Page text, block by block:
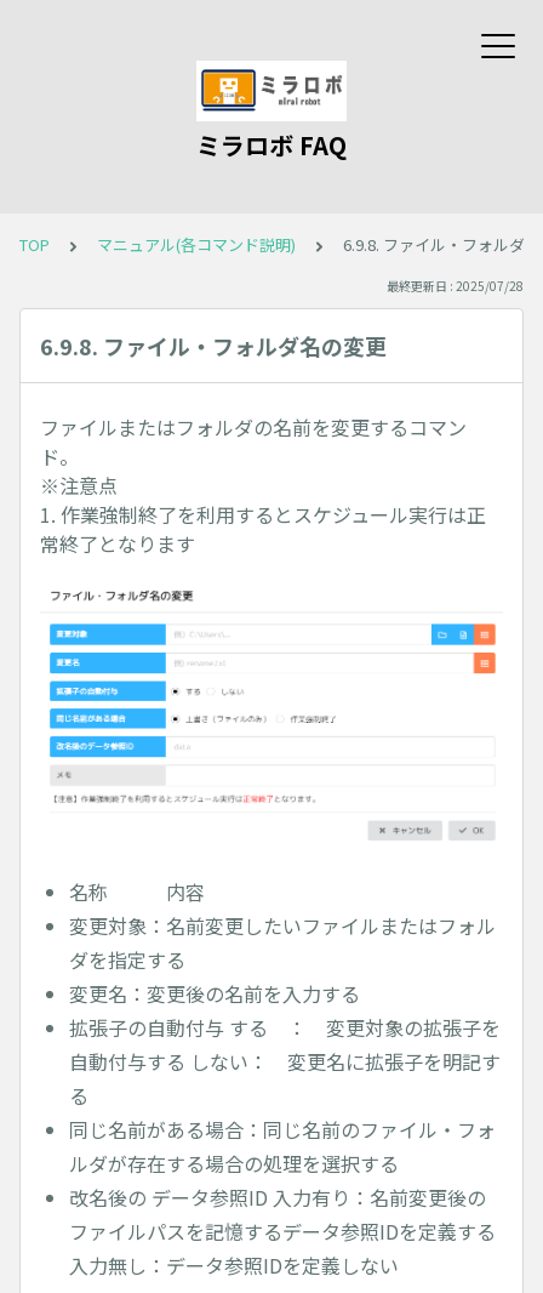
ミラロボ FAQ
TOP マニュアル(各コマンド説明) 6.9.8. ファイル・フォルダ
最終更新日 : 2025/07/28
6.9.8. ファイル・フォルダ名の変更
ファイルまたはフォルダの名前を変更するコマン
ド。
※注意点
1. 作業強制終了を利用するとスケジュール実行は正
常終了となります
名称 内容
変更対象：名前変更したいファイルまたはフォル
ダを指定する
変更名：変更後の名前を入力する
拡張子の自動付与 する ： 変更対象の拡張子を
自動付与する しない： 変更名に拡張子を明記す
る
同じ名前がある場合：同じ名前のファイル・フォ
ルダが存在する場合の処理を選択する
改名後の データ参照ID 入力有り：名前変更後の
ファイルパスを記憶するデータ参照IDを定義する
入力無し：データ参照IDを定義しない